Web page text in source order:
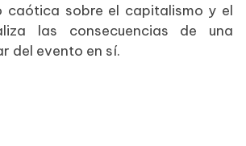
caótica sobre el capitalismo y el
las consecuencias de una
del evento en sí.